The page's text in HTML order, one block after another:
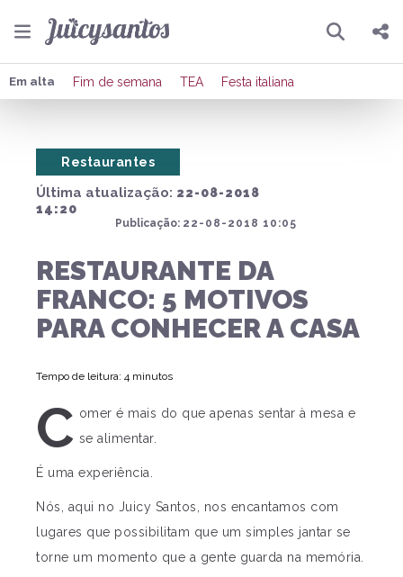
Pesquisar
Compartilhar
Em alta Fim de semana TEA Festa italiana
Última atualização: 22-08-2018
14:20
Publicação: 22-08-2018 10:05
Restaurantes
RESTAURANTE DA
FRANCO: 5 MOTIVOS
PARA CONHECER A CASA
Tempo de leitura: 4 minutos
C omer é mais do que apenas sentar à mesa e
se alimentar.
É uma experiência.
Nós, aqui no Juicy Santos, nos encantamos com
lugares que possibilitam que um simples jantar se
torne um momento que a gente guarda na memória.